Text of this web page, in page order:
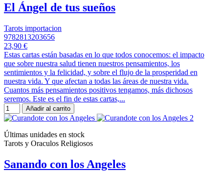
El Ángel de tus sueños
Tarots importacion
9782813203656
23,90 €
Estas cartas están basadas en lo que todos conocemos: el impacto
que sobre nuestra salud tienen nuestros pensamientos, los
sentimientos y la felicidad, y sobre el flujo de la prosperidad en
nuestra vida. Y que afectan a todas las áreas de nuestra vida.
Cuantos más pensamientos positivos tengamos, más dichosos
seremos. Este es el fin de estas cartas,...
Añadir al carrito
Últimas unidades en stock
Tarots y Oraculos Religiosos
Sanando con los Angeles